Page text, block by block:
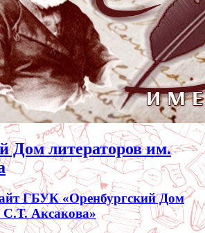
Дом литераторов им.
ГБУК «Оренбургский Дом
С.Т. Аксакова»